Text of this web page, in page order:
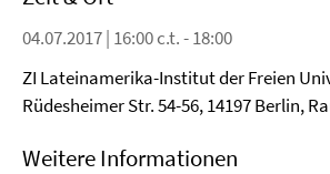
04.07.2017 | 16:00 c.t. - 18:00
ZI Lateinamerika-Institut der Freien
Rüdesheimer Str. 54-56, 14197 Berlin,
Weitere Informationen